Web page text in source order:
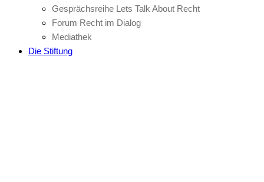
Gesprächsreihe Lets Talk About Recht
Forum Recht im Dialog
Mediathek
Die Stiftung